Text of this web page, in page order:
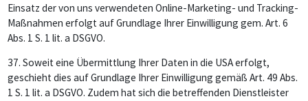
Einsatz der von uns verwendeten Online-Marketing- und Tracking-
Maßnahmen erfolgt auf Grundlage Ihrer Einwilligung gem. Art. 6
Abs. 1 S. 1 lit. a DSGVO.
37. Soweit eine Übermittlung Ihrer Daten in die USA erfolgt,
geschieht dies auf Grundlage Ihrer Einwilligung gemäß Art. 49 Abs.
1 S. 1 lit. a DSGVO. Zudem hat sich die betreffenden Dienstleister